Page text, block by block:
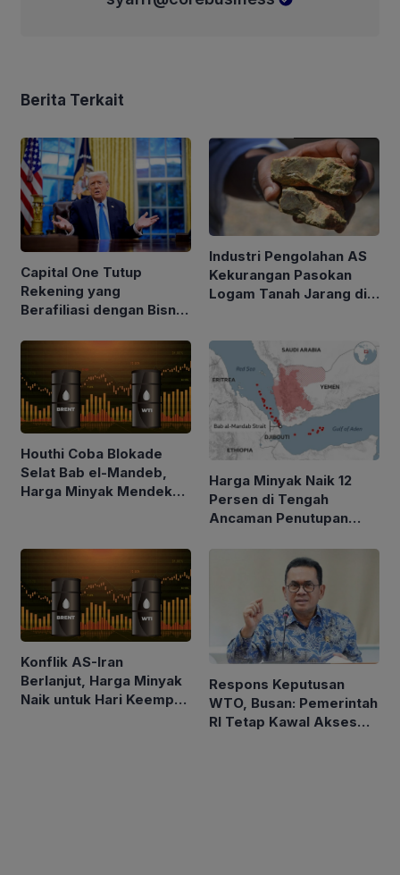
Berita Terkait
Capital One Tutup
Rekening yang
Berafiliasi dengan Bisnis
Industri Pengolahan AS
Kekurangan Pasokan
Logam Tanah Jarang di
Houthi Coba Blokade
Selat Bab el-Mandeb,
Harga Minyak Mendekati
Harga Minyak Naik 12
Persen di Tengah
Ancaman Penutupan
Konflik AS-Iran
Berlanjut, Harga Minyak
Naik untuk Hari Keempat
Respons Keputusan
WTO, Busan: Pemerintah
RI Tetap Kawal Akses